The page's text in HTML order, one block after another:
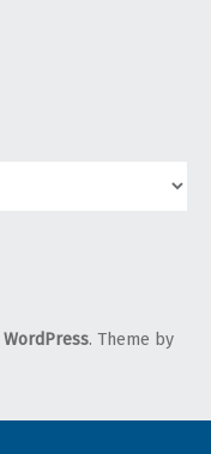
WordPress. Theme by